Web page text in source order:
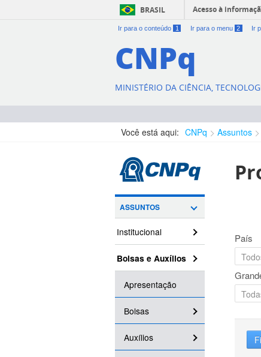
BRASIL Acesso à
Ir para o conteúdo 1 Ir para o menu 2 Ir
CNPq
MINISTÉRIO DA CIÊNCIA,
Você está aqui: CNPq Assuntos
ASSUNTOS
Institucional
Bolsas e Auxílios
Apresentação
Bolsas
Auxílios
País